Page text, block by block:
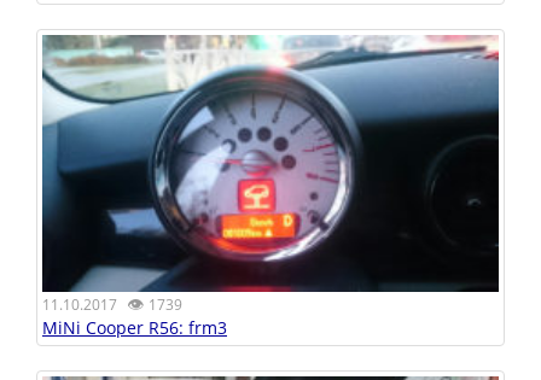
11.10.2017 👁 1739
MiNi Cooper R56: frm3